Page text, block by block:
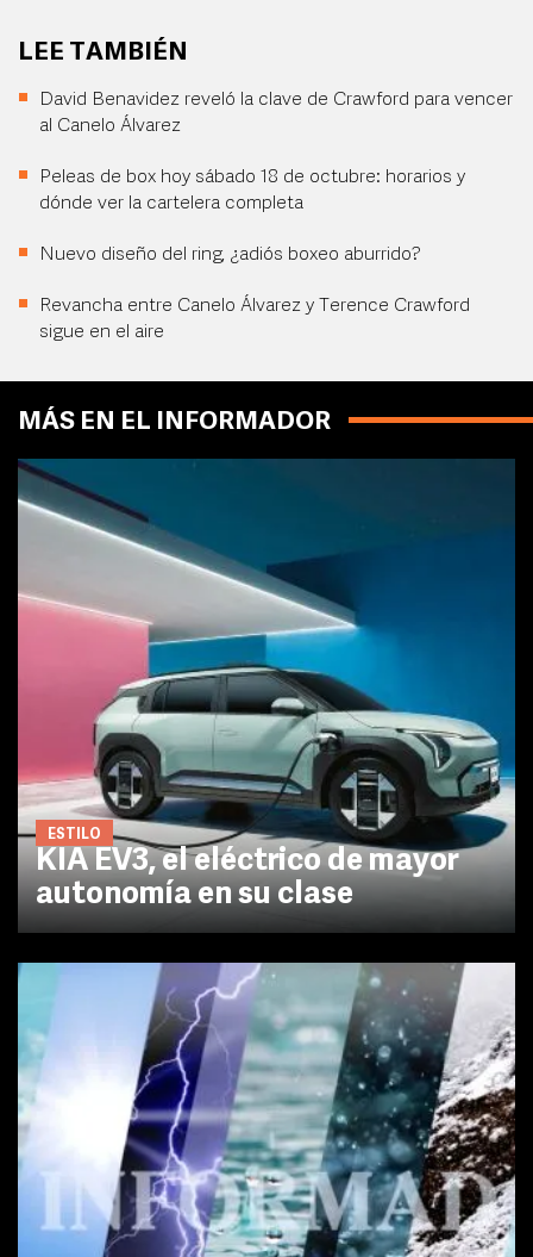
LEE TAMBIÉN
David Benavidez reveló la clave de Crawford para vencer
al Canelo Álvarez
Peleas de box hoy sábado 18 de octubre: horarios y
dónde ver la cartelera completa
Nuevo diseño del ring, ¿adiós boxeo aburrido?
Revancha entre Canelo Álvarez y Terence Crawford
sigue en el aire
MÁS EN EL INFORMADOR
ESTILO
KIA EV3, el eléctrico de mayor
autonomía en su clase